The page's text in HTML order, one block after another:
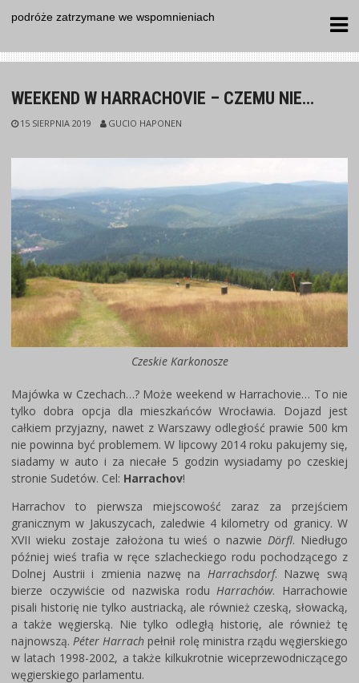
podróże zatrzymane we wspomnieniach
WEEKEND W HARRACHOVIE – CZEMU NIE…
15 SIERPNIA 2019 GUCIO HAPONEN
Czeskie Karkonosze
Majówka w Czechach…? Może weekend w Harrachovie… To nie
tylko dobra opcja dla mieszkańców Wrocławia. Dojazd jest
całkiem przyjazny, nawet z Warszawy odległość prawie 500 km
nie powinna być problemem. W lipcowy 2014 roku pakujemy się,
siadamy w auto i za niecałe 5 godzin wysiadamy po czeskiej
stronie Sudetów. Cel: Harrachov!
Harrachov to pierwsza miejscowość zaraz za przejściem
granicznym w Jakuszycach, zaledwie 4 kilometry od granicy. W
XVII wieku zostaje założona tu wieś o nazwie Dörfl. Niedługo
później wieś trafia w ręce szlacheckiego rodu pochodzącego z
Dolnej Austrii i zmienia nazwę na Harrachsdorf. Nazwę swą
bierze oczywiście od nazwiska rodu Harrachów. Harrachowie
pisali historię nie tylko austriacką, ale również czeską, słowacką,
a także węgierską. Nie tylko odległą historię, ale również tę
najnowszą. Péter Harrach pełnił rolę ministra rządu węgierskiego
w latach 1998-2002, a także kilkukrotnie wiceprzewodniczącego
węgierskiego parlamentu.